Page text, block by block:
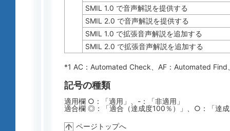
SMIL 1.0 で音声解説を提供する
SMIL 2.0 で音声解説を提供する
SMIL 1.0 で拡張音声解説を追加する
SMIL 2.0 で拡張音声解説を追加する
*1 AC： Automated Check 、AF： Automated Find
記号の種類
適用欄 ○：「適用」、-：「非適用」
適合欄 ◎：「適合（達成度100％）」、○：「達
ページトップへ